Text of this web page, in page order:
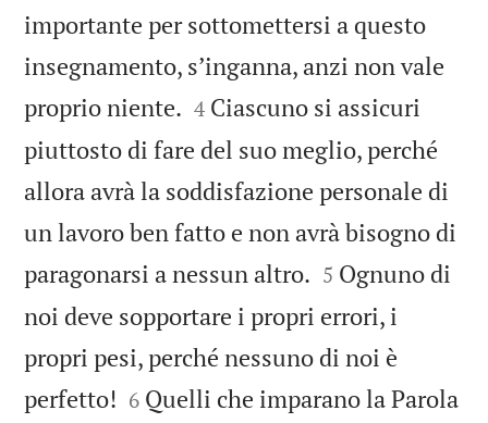
importante per sottomettersi a questo
insegnamento, sʼinganna, anzi non vale
proprio niente. 

4 Ciascuno si assicuri
piuttosto di fare del suo meglio, perché
allora avrà la soddisfazione personale di
un lavoro ben fatto e non avrà bisogno di
paragonarsi a nessun altro. 

5 Ognuno di
noi deve sopportare i propri errori, i
propri pesi, perché nessuno di noi è
perfetto! 

6 Quelli che imparano la Parola